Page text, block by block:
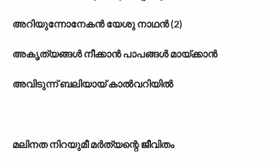
അറിയുന്നോനേകൻ യേശു നാഥൻ (2)
അകൃത്യങ്ങൾ നീക്കാൻ പാപങ്ങൾ മായ്ക്കാൻ
അവിടുന്ന് ബലിയായ് കാൽവറിയിൽ
മലിനത നിറയുമീ മർത്യന്റെ ജീവിതം